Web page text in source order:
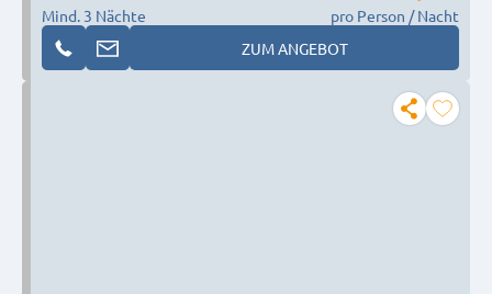
Mind. 3 Nächte
pro Person / Nacht
ZUM ANGEBOT